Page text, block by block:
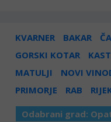
KVARNER BAKAR
GORSKI KOTAR
MATULJI
NOVI
PRIMORJE
RAB
Odabrani grad: